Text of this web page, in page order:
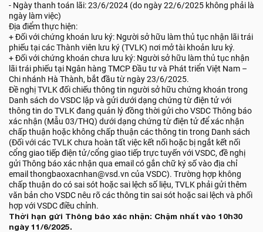
- Ngày thanh toán lãi: 23/6/2024 (do ngày 22/6/2025 không phải là
ngày làm việc)
Địa điểm thực hiện:
+ Đối với chứng khoán lưu ký: Người sở hữu làm thủ tục nhận lãi trái
phiếu tại các Thành viên lưu ký (TVLK) nơi mở tài khoản lưu ký.
+ Đối với chứng khoán chưa lưu ký: Người sở hữu làm thủ tục nhận
lãi trái phiếu tại Ngân hàng TMCP Đầu tư và Phát triển Việt Nam –
Chi nhánh Hà Thành, bắt đầu từ ngày 23/6/2025.
Đề nghị TVLK đối chiếu thông tin người sở hữu chứng khoán trong
Danh sách do VSDC lập và gửi dưới dạng chứng từ điện tử với
thông tin do TVLK đang quản lý đồng thời gửi cho VSDC Thông báo
xác nhận (Mẫu 03/THQ) dưới dạng chứng từ điện tử để xác nhận
chấp thuận hoặc không chấp thuận các thông tin trong Danh sách
(Đối với các TVLK chưa hoàn tất việc kết nối hoặc bị ngắt kết nối
cổng giao tiếp điện tử/cổng giao tiếp trực tuyến với VSDC, đề nghị
gửi Thông báo xác nhận qua email có gắn chữ ký số vào địa chỉ
email thongbaoxacnhan@vsd.vn của VSDC). Trường hợp không
chấp thuận do có sai sót hoặc sai lệch số liệu, TVLK phải gửi thêm
văn bản cho VSDC nêu rõ các thông tin sai sót hoặc sai lệch và phối
hợp với VSDC điều chỉnh.
Thời hạn gửi Thông báo xác nhận: Chậm nhất vào 10h30
ngày 11/6/2025.